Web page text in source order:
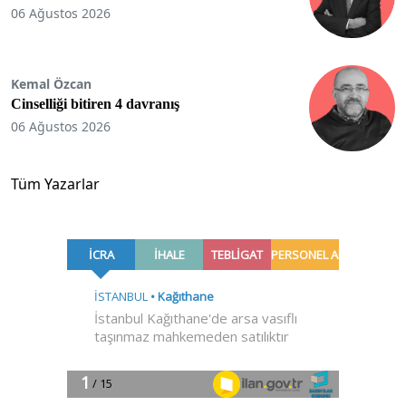
06 Ağustos 2026
Kemal Özcan
Cinselliği bitiren 4 davranış
06 Ağustos 2026
Tüm Yazarlar